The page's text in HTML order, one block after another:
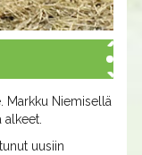
Markku Niemisellä
uusiin